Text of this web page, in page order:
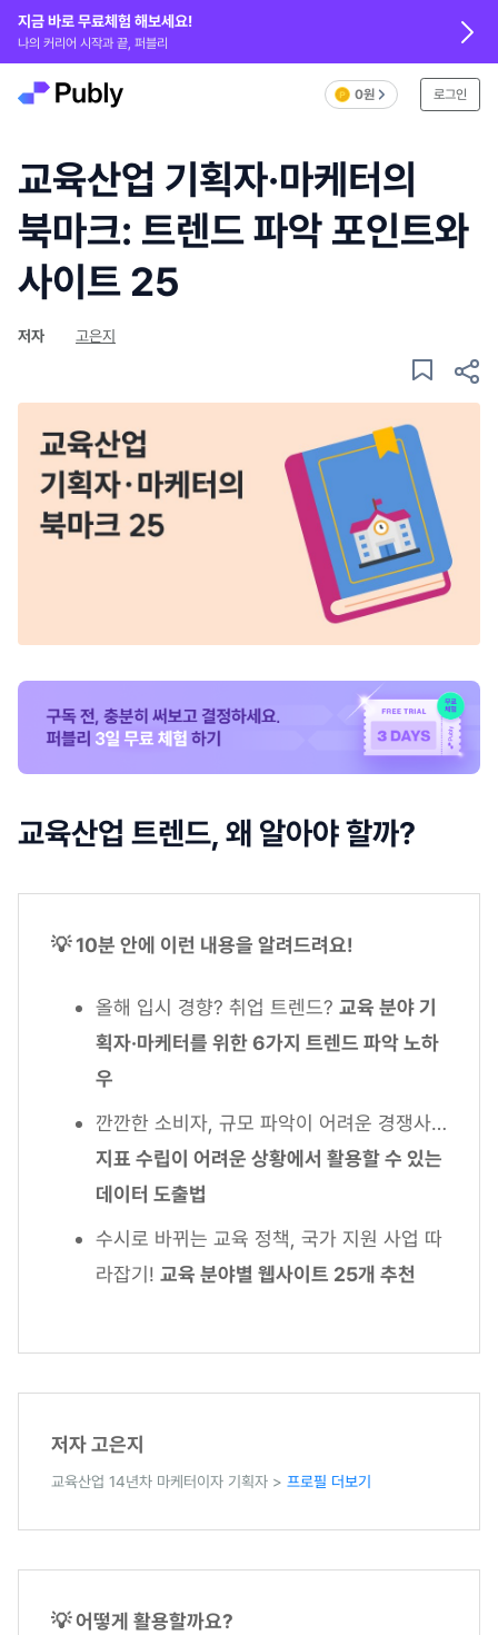
지금 바로 무료체험 해보세요!
나의 커리어 시작과 끝, 퍼블리
0원 로그인
교육산업 기획자·마케터의
북마크: 트렌드 파악 포인트와
사이트 25
저자 고은지
교육산업 트렌드, 왜 알아야 할까?
💡 10분 안에 이런 내용을 알려드려요!
올해 입시 경향? 취업 트렌드? 교육 분야 기
획자·마케터를 위한 6가지 트렌드 파악 노하
우
깐깐한 소비자, 규모 파악이 어려운 경쟁사…
지표 수립이 어려운 상황에서 활용할 수 있는
데이터 도출법
수시로 바뀌는 교육 정책, 국가 지원 사업 따
라잡기! 교육 분야별 웹사이트 25개 추천
저자 고은지
교육산업 14년차 마케터이자 기획자 > 프로필 더보기
💡 어떻게 활용할까요?